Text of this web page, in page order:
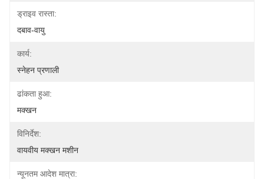
ड्राइव रास्ता:
दबाव-वायु
कार्य:
स्नेहन प्रणाली
ढांकता हुआ:
मक्खन
विनिर्देश:
वायवीय मक्खन मशीन
न्यूनतम आदेश मात्रा: